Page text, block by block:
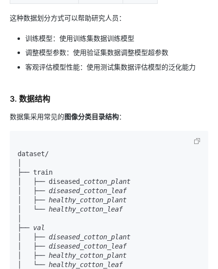
这种数据划分方式可以帮助研究人员：
训练模型：使用训练集数据训练模型
调整模型参数：使用验证集数据调整模型超参数
客观评估模型性能：使用测试集数据评估模型的泛化能力
3. 数据结构
数据集采用常见的图像分类目录结构：
dataset/
├── train
│   ├── diseased
_cotton_plant
│   ├── diseased_cotton_leaf
│   ├── healthy_cotton_plant
│   └── healthy_cotton_leaf
├── val
│   ├── diseased_cotton_plant
│   ├── diseased_cotton_leaf
│   ├── healthy_cotton_plant
│   └── healthy_cotton_leaf